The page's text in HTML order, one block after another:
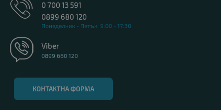
0 700 13 591
0899 680 120
Понеделник - Петък: 9:00 - 17:30
Viber
0899 680 120
КОНТАКТНА ФОРМА